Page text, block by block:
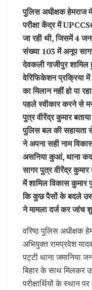
पुलिस अधीक्षक हेमराज
परीक्षा केंद्र में
जा रही थी, जिसमें 4
संख्या 103 में अनूप
देवकली गाजीपुर
वेरिफिकेशन प्रक्रिया
का मिलान नहीं हो पा
पहले स्वीकार करने से
पुत्र वीरेंद्र कुमार
पुलिस बल की सहायता
ने अपना सही नाम
असनिया कुआं, थाना
सागर पुत्र वीरेंद्र कुमार
में शामिल विकास कुमार
कि कुछ पैसों के बदले
ने मामला दर्ज कर जांच
वरिष्ठ पुलिस अधीक्षक
अभियुक्त रामप्रवेश
पट्टी थाना जमानिया
बिहार के साथ मिलकर
परीक्षार्थियों के स्थान